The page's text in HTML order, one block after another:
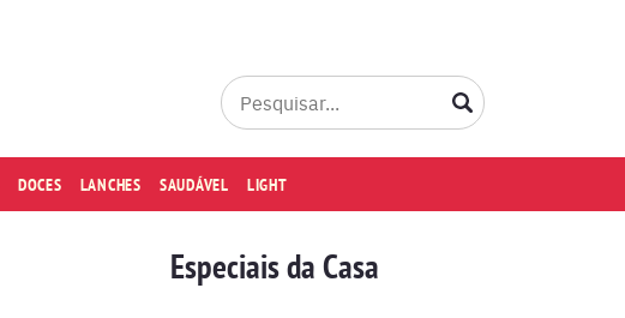
DOCES LANCHES SAUDÁVEL LIGHT
Especiais da Casa